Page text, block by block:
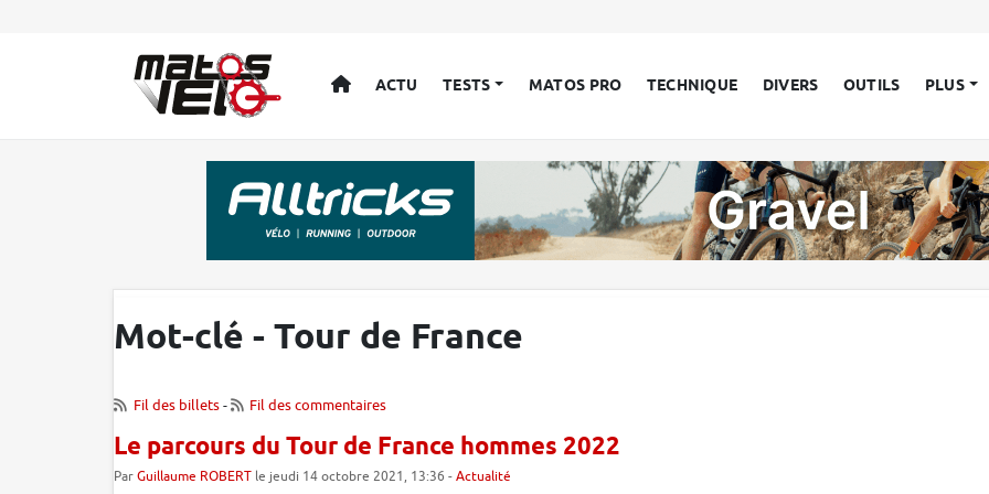
ACCUEIL
ACTU TESTS MATOS PRO TECHNIQUE DIVERS OUTILS PLUS
Mot-clé - Tour de France
Fil des billets- Fil des commentaires
Le parcours du Tour de France hommes 2022
Par Guillaume ROBERT le jeudi 14 octobre 2021, 13:36 - Actualité